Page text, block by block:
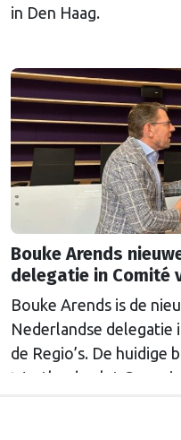
in Den Haag.
Bouke Arends
delegatie in Comité
Bouke Arends is de
Nederlandse delegatie
de Regio’s. De huidige
Westland volgt